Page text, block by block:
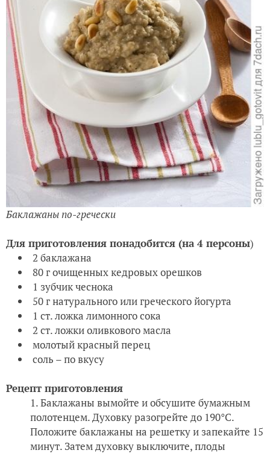
Баклажаны по-гречески
Для приготовления понадобится (на 4 персоны)
2 баклажана
80 г очищенных кедровых орешков
1 зубчик чеснока
50 г натурального или греческого йогурта
1 ст. ложка лимонного сока
2 ст. ложки оливкового масла
молотый красный перец
соль – по вкусу
Рецепт приготовления
Баклажаны вымойте и обсушите бумажным
полотенцем. Духовку разогрейте до 190°С.
Положите баклажаны на решетку и запекайте 15
минут. Затем духовку выключите, плоды